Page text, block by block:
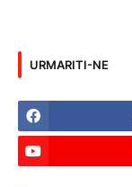
URMARITI-NE